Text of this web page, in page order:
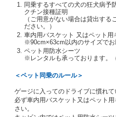
当社は、貸渡契約の締結に
に対し、運転免許証のほか
提示を求め、及び提出され
あります。
当社は、貸渡契約の締結に
人及び運転者と連絡するた
を求めます。
レジットカード若しくは現
借受人は契約後の借受期間
ます。
当社は、借受人又は運転者
同乗するすべての犬の狂犬病予
クチン接種証明
（ご用意がない場合は貸出する
ださい。）
車内用バスケット 又はペット用
※90cm×63cm以内のサイズでお
ペット用防水シーツ
※レンタルも承っております。
＜ペット同乗のルール＞
ゲージに入ってのドライブに慣れ
必ず車内用バスケット又はペット
さい。